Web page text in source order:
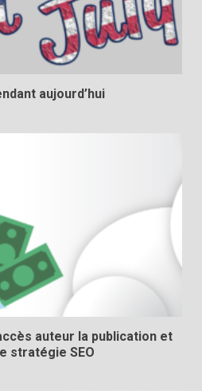
aujourd’hui
auteur la publication et
stratégie SEO